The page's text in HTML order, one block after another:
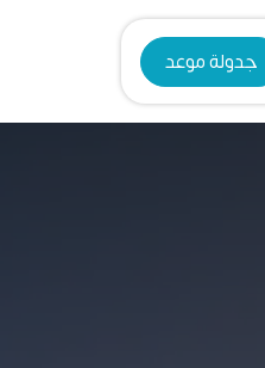
جدولة موعد